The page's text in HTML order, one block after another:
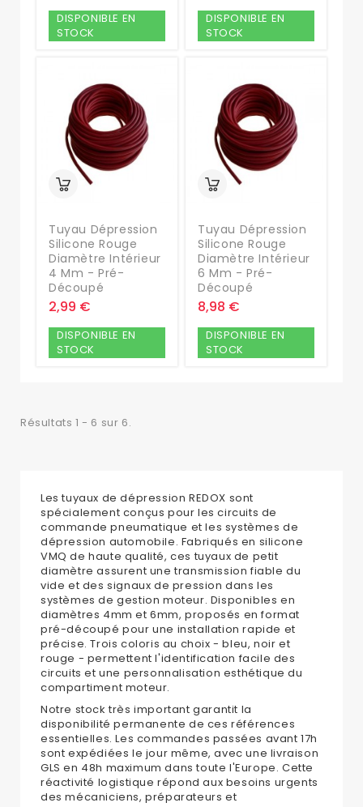
DISPONIBLE EN
STOCK
DISPONIBLE EN
STOCK
Tuyau Dépression
Silicone Rouge
Diamètre Intérieur
4 Mm - Pré-
Découpé
2,99 €
DISPONIBLE EN
STOCK
Tuyau Dépression
Silicone Rouge
Diamètre Intérieur
6 Mm - Pré-
Découpé
8,98 €
DISPONIBLE EN
STOCK
Résultats 1 - 6 sur 6.
Les tuyaux de dépression REDOX sont
spécialement conçus pour les circuits de
commande pneumatique et les systèmes de
dépression automobile. Fabriqués en silicone
VMQ de haute qualité, ces tuyaux de petit
diamètre assurent une transmission fiable du
vide et des signaux de pression dans les
systèmes de gestion moteur. Disponibles en
diamètres 4mm et 6mm, proposés en format
pré-découpé pour une installation rapide et
précise. Trois coloris au choix - bleu, noir et
rouge - permettent l'identification facile des
circuits et une personnalisation esthétique du
compartiment moteur.
Notre stock très important garantit la
disponibilité permanente de ces références
essentielles. Les commandes passées avant 17h
sont expédiées le jour même, avec une livraison
GLS en 48h maximum dans toute l'Europe. Cette
réactivité logistique répond aux besoins urgents
des mécaniciens, préparateurs et